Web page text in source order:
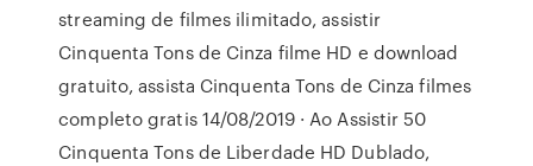
streaming de filmes ilimitado, assistir
Cinquenta Tons de Cinza filme HD e download
gratuito, assista Cinquenta Tons de Cinza filmes
completo gratis 14/08/2019 · Ao Assistir 50
Cinquenta Tons de Liberdade HD Dublado,